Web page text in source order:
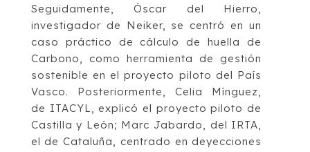
Seguidamente, Óscar del Hierro,
investigador de Neiker, se centró en un
caso práctico de cálculo de huella de
Carbono, como herramienta de gestión
sostenible en el proyecto piloto del País
Vasco. Posteriormente, Celia Mínguez,
de ITACYL, explicó el proyecto piloto de
Castilla y León; Marc Jabardo, del IRTA,
el de Cataluña, centrado en deyecciones